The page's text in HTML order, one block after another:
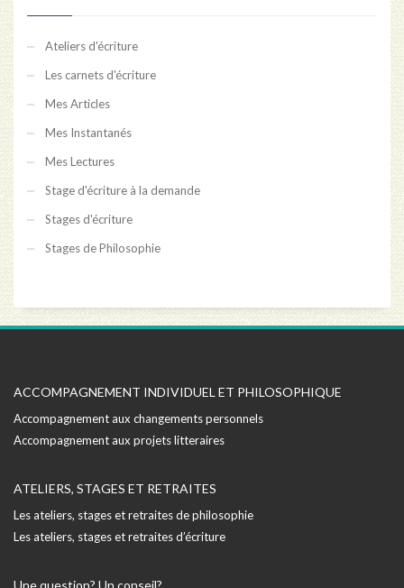
Ateliers d'écriture
Les carnets d'écriture
Mes Articles
Mes Instantanés
Mes Lectures
Stage d'écriture à la demande
Stages d'écriture
Stages de Philosophie
ACCOMPAGNEMENT INDIVIDUEL ET PHILOSOPHIQUE
Accompagnement aux changements personnels
Accompagnement aux projets litteraires
ATELIERS, STAGES ET RETRAITES
Les ateliers, stages et retraites de philosophie
Les ateliers, stages et retraites d’écriture
Une question? Un conseil?